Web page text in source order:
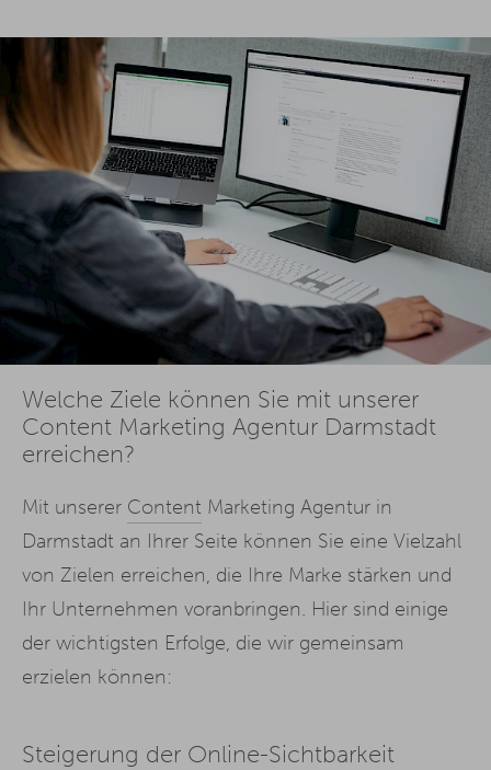
Welche Ziele können Sie mit unserer
Content Marketing Agentur Darmstadt
erreichen?
Mit unserer Content Marketing Agentur in
Darmstadt an Ihrer Seite können Sie eine Vielzahl
von Zielen erreichen, die Ihre Marke stärken und
Ihr Unternehmen voranbringen. Hier sind einige
der wichtigsten Erfolge, die wir gemeinsam
erzielen können:
Steigerung der Online-Sichtbarkeit